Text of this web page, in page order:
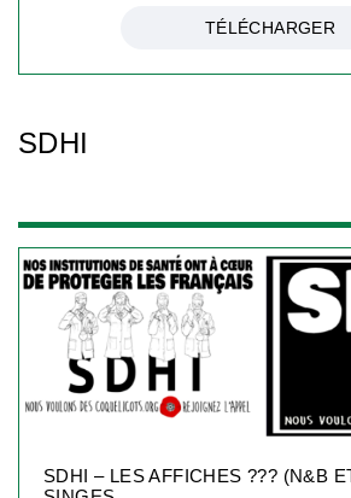
TÉLÉCHARGER
SDHI
SDHI – LES AFFICHES ??? (N&B